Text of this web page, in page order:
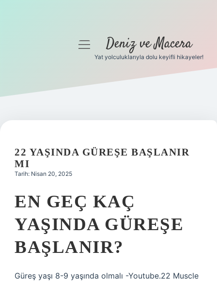
Gizlilik Politikası
Yasal Uyarı
menüyüDeniz ve Macera
Yat yolculuklarıyla dolu keyifli hikayeler!
22 YAŞINDA GÜREŞE BAŞLANIR
MI
Tarih: Nisan 20, 2025
EN GEÇ KAÇ
YAŞINDA GÜREŞE
BAŞLANIR?
Güreş yaşı 8-9 yaşında olmalı -Youtube.22 Muscle